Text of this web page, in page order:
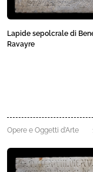
Lapide sepolcrale di
Ravayre
Opere e Oggetti d'Arte